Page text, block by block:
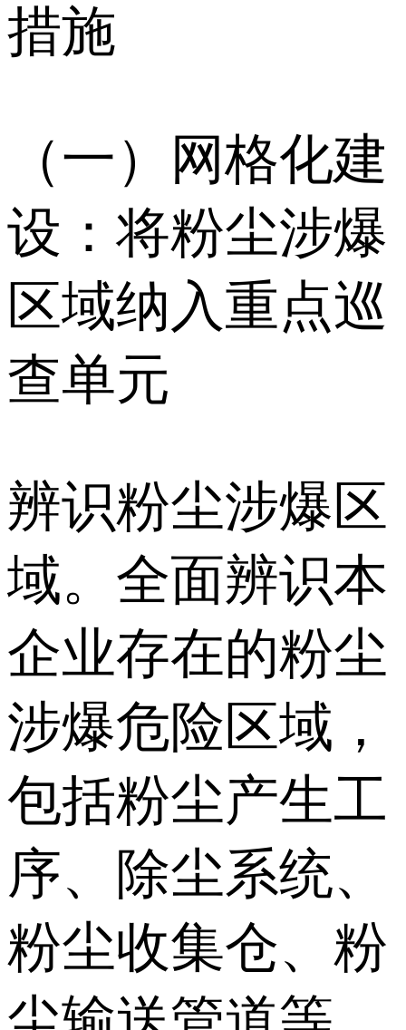
措施
（一）网格化建
设：将粉尘涉爆
区域纳入重点巡
查单元
辨识粉尘涉爆区
域。全面辨识本
企业存在的粉尘
涉爆危险区域，
包括粉尘产生工
序、除尘系统、
粉尘收集仓、粉